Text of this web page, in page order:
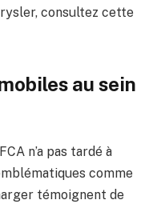
consultez cette
au sein
n’a pas tardé à
comme
témoignent de